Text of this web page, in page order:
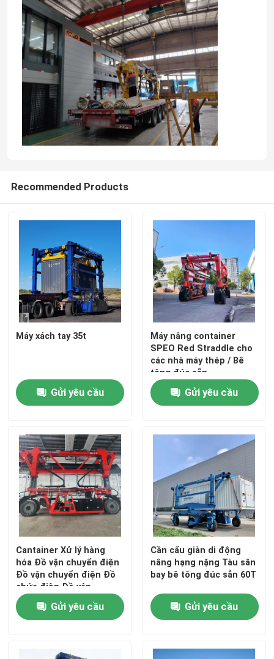
Trang chủ
Các sản phẩm
Video
Tham quan nhà máy
Kiểm soát chất lượng
Liên hệ chúng tôi
Tin tức
Yêu cầu báo giá
Tàu sân bay container
Recommended Products
Máy xách tay 35t
Gửi yêu cầu
Máy nâng container
SPEO Red Straddle cho
các nhà máy thép / Bê
tông đúc sẵn
Gửi yêu cầu
Cantainer Xử lý hàng
hóa Đồ vận chuyển điện
Đồ vận chuyển điện Đồ
chứa điện Đồ vận
chuyển điện
Gửi yêu cầu
Cần cẩu giàn di động
nâng hạng nặng Tàu sân
bay bê tông đúc sẵn 60T
Gửi yêu cầu